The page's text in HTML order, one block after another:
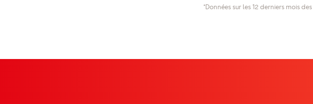
*Données sur les 12 derniers mois